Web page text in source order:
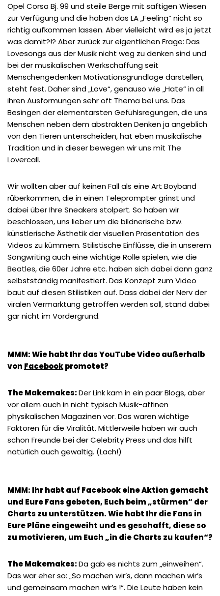
Opel Corsa Bj. 99 und steile Berge mit saftigen Wiesen
zur Verfügung und die haben das LA „Feeling“ nicht so
richtig aufkommen lassen. Aber vielleicht wird es ja jetzt
was damit?!? Aber zurück zur eigentlichen Frage: Das
Lovesongs aus der Musik nicht weg zu denken sind und
bei der musikalischen Werkschaffung seit
Menschengedenken Motivationsgrundlage darstellen,
steht fest. Daher sind „Love“, genauso wie „Hate“ in all
ihren Ausformungen sehr oft Thema bei uns. Das
Besingen der elementarsten Gefühlsregungen, die uns
Menschen neben dem abstrakten Denken ja angeblich
von den Tieren unterscheiden, hat eben musikalische
Tradition und in dieser bewegen wir uns mit The
Lovercall.
Wir wollten aber auf keinen Fall als eine Art Boyband
rüberkommen, die in einen Teleprompter grinst und
dabei über Ihre Sneakers stolpert. So haben wir
beschlossen, uns lieber um die bildnerische bzw.
künstlerische Ästhetik der visuellen Präsentation des
Videos zu kümmern. Stilistische Einflüsse, die in unserem
Songwriting auch eine wichtige Rolle spielen, wie die
Beatles, die 60er Jahre etc. haben sich dabei dann ganz
selbstständig manifestiert. Das Konzept zum Video
baut auf diesen Stilistiken auf. Dass dabei der Nerv der
viralen Vermarktung getroffen werden soll, stand dabei
gar nicht im Vordergrund.
MMM: Wie habt Ihr das YouTube Video außerhalb
von Facebookpromotet?
The Makemakes:Der Link kam in ein paar Blogs, aber
vor allem auch in nicht typisch Musik-affinen
physikalischen Magazinen vor. Das waren wichtige
Faktoren für die Viralität. Mittlerweile haben wir auch
schon Freunde bei der Celebrity Press und das hilft
natürlich auch gewaltig. (Lach!)
MMM: Ihr habt auf Facebook eine Aktion gemacht
und Eure Fans gebeten, Euch beim „stürmen“ der
Charts zu unterstützen. Wie habt Ihr die Fans in
Eure Pläne eingeweiht und es geschafft, diese so
zu motivieren, um Euch „in die Charts zu kaufen“?
The Makemakes:Da gab es nichts zum „einweihen“.
Das war eher so: „So machen wir’s, dann machen wir’s
und gemeinsam machen wir’s !“. Die Leute haben kein